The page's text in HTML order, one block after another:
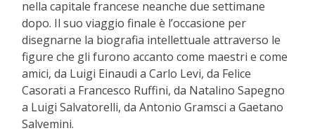
nella capitale francese neanche due settimane
dopo. Il suo viaggio finale è l’occasione per
disegnarne la biografia intellettuale attraverso le
figure che gli furono accanto come maestri e come
amici, da Luigi Einaudi a Carlo Levi, da Felice
Casorati a Francesco Ruffini, da Natalino Sapegno
a Luigi Salvatorelli, da Antonio Gramsci a Gaetano
Salvemini.